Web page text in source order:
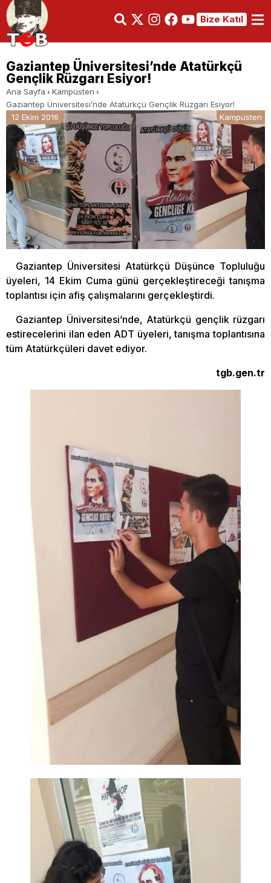
Bize Katıl
Gaziantep Üniversitesi’nde Atatürkçü
Gençlik Rüzgarı Esiyor!
Ana Sayfa
Kampüsten
Gaziantep Üniversitesi’nde Atatürkçü Gençlik Rüzgarı Esiyor!
12 Ekim 2016
Kampüsten
Gaziantep Üniversitesi Atatürkçü Düşünce Topluluğu
üyeleri, 14 Ekim Cuma günü gerçekleştireceği tanışma
toplantısı için afiş çalışmalarını gerçekleştirdi.
Gaziantep Üniversitesi’nde, Atatürkçü gençlik rüzgarı
estirecelerini ilan eden ADT üyeleri, tanışma toplantısına
tüm Atatürkçüleri davet ediyor.
tgb.gen.tr